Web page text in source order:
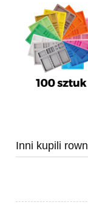
Inni kupili